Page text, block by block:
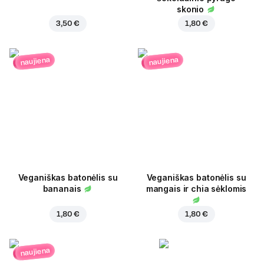
3,50 €
skonio
1,80 €
naujiena
Veganiškas batonėlis su
bananais
1,80 €
naujiena
Veganiškas batonėlis su
mangais ir chia sėklomis
1,80 €
naujiena